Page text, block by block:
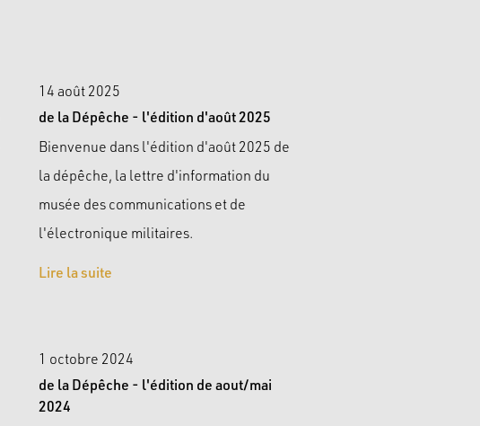
14 août 2025
de la Dépêche - l'édition d'août 2025
Bienvenue dans l'édition d'août 2025 de
la dépêche, la lettre d'information du
musée des communications et de
l'électronique militaires.
Lire la suite
1 octobre 2024
de la Dépêche - l'édition de aout/mai
2024